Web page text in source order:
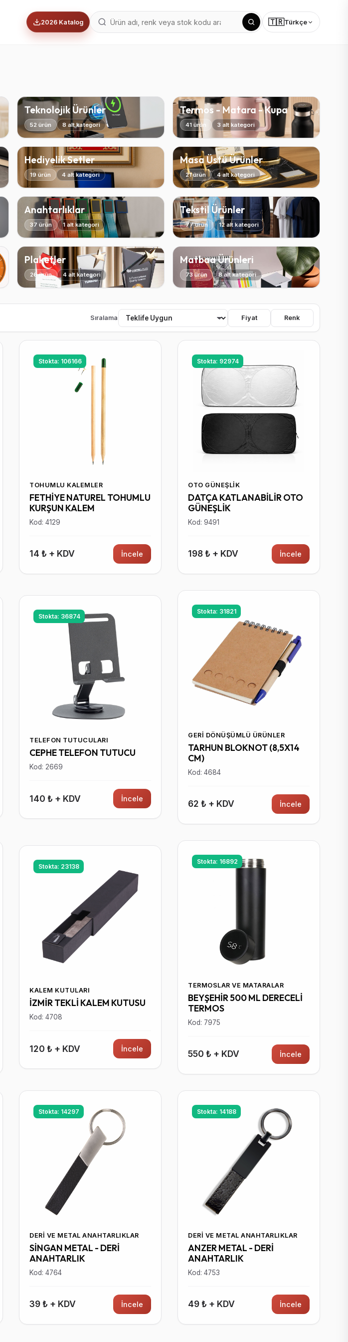
2026 Katalog 🇹🇷Türkçe
Teknolojik Ürünler
52 ürün 8 alt kategori
Termos - Matara - Kupa
41 ürün 3 alt kategori
Hediyelik Setler
19 ürün 4 alt kategori
Masa Üstü Ürünler
21 ürün 4 alt kategori
Anahtarlıklar
37 ürün 1 alt kategori
Tekstil Ürünler
77 ürün 12 alt kategori
Plaketler
26 ürün 4 alt kategori
Matbaa Ürünleri
73 ürün 8 alt kategori
Sıralama Fiyat Renk
Stokta: 106166
TOHUMLU KALEMLER
FETHİYE NATUREL TOHUMLU
KURŞUN KALEM
Kod: 4129
14 ₺ + KDV İncele
Stokta: 92974
OTO GÜNEŞLIK
DATÇA KATLANABİLİR OTO
GÜNEŞLİK
Kod: 9491
198 ₺ + KDV İncele
Stokta: 36874
TELEFON TUTUCULARI
CEPHE TELEFON TUTUCU
Kod: 2669
140 ₺ + KDV İncele
Stokta: 31821
GERI DÖNÜŞÜMLÜ ÜRÜNLER
TARHUN BLOKNOT (8,5X14
CM)
Kod: 4684
62 ₺ + KDV İncele
Stokta: 23138
KALEM KUTULARI
İZMİR TEKLİ KALEM KUTUSU
Kod: 4708
120 ₺ + KDV İncele
Stokta: 16892
TERMOSLAR VE MATARALAR
BEYŞEHİR 500 ML DERECELİ
TERMOS
Kod: 7975
550 ₺ + KDV İncele
Stokta: 14297
DERI VE METAL ANAHTARLIKLAR
SİNGAN METAL - DERİ
ANAHTARLIK
Kod: 4764
39 ₺ + KDV İncele
Stokta: 14188
DERI VE METAL ANAHTARLIKLAR
ANZER METAL - DERİ
ANAHTARLIK
Kod: 4753
49 ₺ + KDV İncele